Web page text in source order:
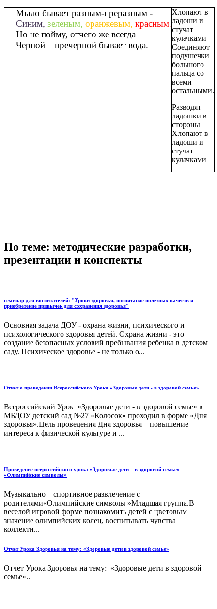
Мыло бывает разным-преразным -
Синим, зеленым, оранжевым, красным.
Но не пойму, отчего же всегда
Черной– пречерной бывает вода.
Хлопают в
ладоши и
стучат
кулачками
Соединяют
подушечки
большого
пальца со
всеми
остальными.
Разводят
ладошки в
стороны.
Хлопают в
ладоши и
стучат
кулачками
По теме: методические разработки,
презентации и конспекты
семинар для воспитателей: "Уроки здоровья, воспитание полезных качеств и
приобретение привычек для сохранения здоровья"
Основная задача ДОУ - охрана жизни, психического и
психологического здоровья детей. Охрана жизни - это
создание безопасных условий пребывания ребенка в детском
саду. Психическое здоровье - не только о...
Отчет о проведении Всероссийского Урока «Здоровые дети - в здоровой семье».
Всероссийский Урок «Здоровые дети - в здоровой семье» в
МБДОУ детский сад №27 «Колосок» проходил в форме «Дня
здоровья».Цель проведения Дня здоровья – повышение
интереса к физической культуре и ...
Проведение всероссийского урока «Здоровые дети – в здоровой семье»
«Олимпийские символы»
Музыкально – спортивное развлечение с
родителями«Олимпийские символы »Младшая группа.В
веселой игровой форме познакомить детей с цветовым
значение олимпийских колец, воспитывать чувства
коллекти...
Отчет Урока Здоровья на тему: «Здоровые дети в здоровой семье»
Отчет Урока Здоровья на тему: «Здоровые дети в здоровой
семье»...